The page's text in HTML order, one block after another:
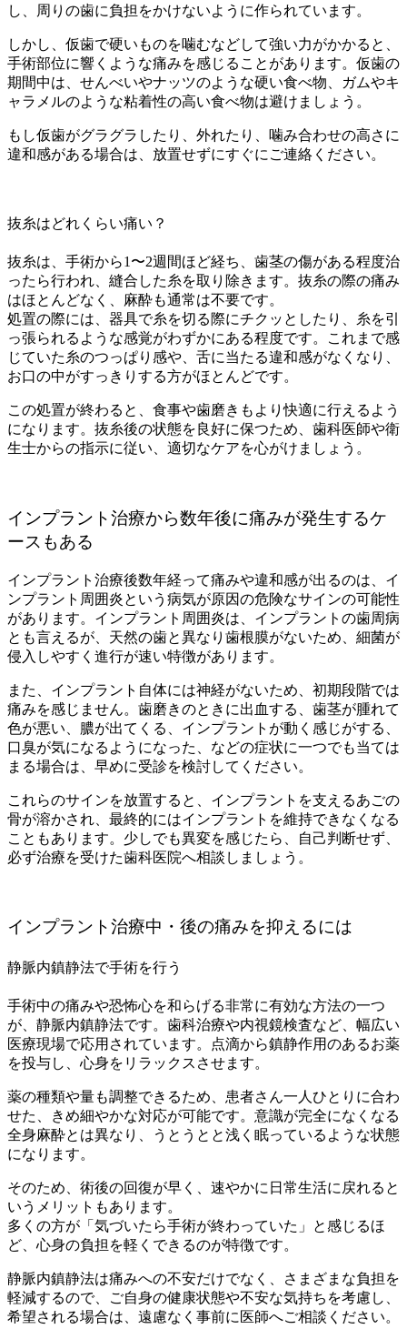
し、周りの歯に負担をかけないように作られています。
しかし、仮歯で硬いものを噛むなどして強い力がかかると、
手術部位に響くような痛みを感じることがあります。仮歯の
期間中は、せんべいやナッツのような硬い食べ物、ガムやキ
ャラメルのような粘着性の高い食べ物は避けましょう。
もし仮歯がグラグラしたり、外れたり、噛み合わせの高さに
違和感がある場合は、放置せずにすぐにご連絡ください。
抜糸はどれくらい痛い？
抜糸は、手術から1〜2週間ほど経ち、歯茎の傷がある程度治
ったら行われ、縫合した糸を取り除きます。抜糸の際の痛み
はほとんどなく、麻酔も通常は不要です。
処置の際には、器具で糸を切る際にチクッとしたり、糸を引
っ張られるような感覚がわずかにある程度です。これまで感
じていた糸のつっぱり感や、舌に当たる違和感がなくなり、
お口の中がすっきりする方がほとんどです。
この処置が終わると、食事や歯磨きもより快適に行えるよう
になります。抜糸後の状態を良好に保つため、歯科医師や衛
生士からの指示に従い、適切なケアを心がけましょう。
インプラント治療から数年後に痛みが発生するケ
ースもある
インプラント治療後数年経って痛みや違和感が出るのは、イ
ンプラント周囲炎という病気が原因の危険なサインの可能性
があります。インプラント周囲炎は、インプラントの歯周病
とも言えるが、天然の歯と異なり歯根膜がないため、細菌が
侵入しやすく進行が速い特徴があります。
また、インプラント自体には神経がないため、初期段階では
痛みを感じません。歯磨きのときに出血する、歯茎が腫れて
色が悪い、膿が出てくる、インプラントが動く感じがする、
口臭が気になるようになった、などの症状に一つでも当ては
まる場合は、早めに受診を検討してください。
これらのサインを放置すると、インプラントを支えるあごの
骨が溶かされ、最終的にはインプラントを維持できなくなる
こともあります。少しでも異変を感じたら、自己判断せず、
必ず治療を受けた歯科医院へ相談しましょう。
インプラント治療中・後の痛みを抑えるには
静脈内鎮静法で手術を行う
手術中の痛みや恐怖心を和らげる非常に有効な方法の一つ
が、静脈内鎮静法です。歯科治療や内視鏡検査など、幅広い
医療現場で応用されています。点滴から鎮静作用のあるお薬
を投与し、心身をリラックスさせます。
薬の種類や量も調整できるため、患者さん一人ひとりに合わ
せた、きめ細やかな対応が可能です。意識が完全になくなる
全身麻酔とは異なり、うとうとと浅く眠っているような状態
になります。
そのため、術後の回復が早く、速やかに日常生活に戻れると
いうメリットもあります。
多くの方が「気づいたら手術が終わっていた」と感じるほ
ど、心身の負担を軽くできるのが特徴です。
静脈内鎮静法は痛みへの不安だけでなく、さまざまな負担を
軽減するので、ご自身の健康状態や不安な気持ちを考慮し、
希望される場合は、遠慮なく事前に医師へご相談ください。